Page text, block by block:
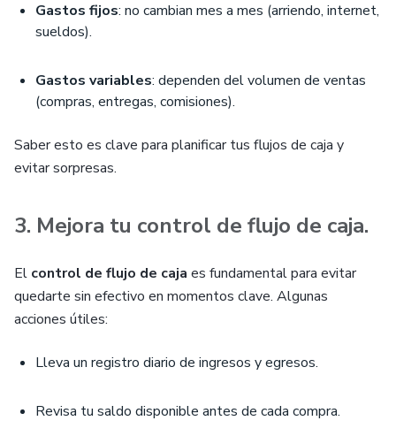
Gastos fijos: no cambian mes a mes (arriendo, internet,
sueldos).
Gastos variables: dependen del volumen de ventas
(compras, entregas, comisiones).
Saber esto es clave para planificar tus flujos de caja y
evitar sorpresas.
3. Mejora tu control de flujo de caja.
El control de flujo de caja es fundamental para evitar
quedarte sin efectivo en momentos clave. Algunas
acciones útiles:
Lleva un registro diario de ingresos y egresos.
Revisa tu saldo disponible antes de cada compra.